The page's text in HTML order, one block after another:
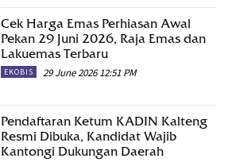
Cek Harga Emas Perhiasan Awal
Pekan 29 Juni 2026, Raja Emas dan
Lakuemas Terbaru
EKOBIS 29 June 2026 12:51 PM
Pendaftaran Ketum KADIN Kalteng
Resmi Dibuka, Kandidat Wajib
Kantongi Dukungan Daerah